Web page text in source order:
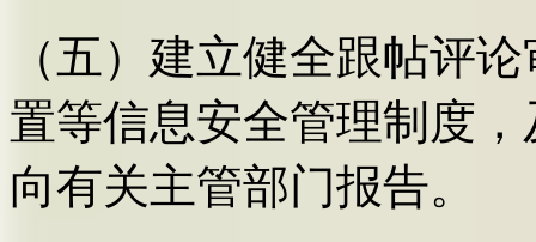
（五）建立健全跟帖评
置等信息安全管理制度
向有关主管部门报告。